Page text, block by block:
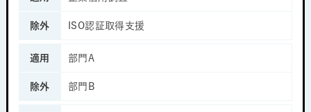
除外 ISO認証取得支援
適用 部門A
除外 部門B